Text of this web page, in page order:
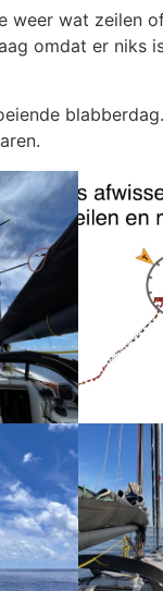
weer wat zeilen
omdat er niks